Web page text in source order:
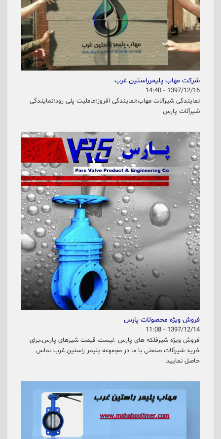
شرکت مهاب پلیمرراستین غرب
1397/12/16 - 14:40
نمایندگی شیرآلات مهاب؛نمایندگی افروز؛عاملیت پلی رود؛نمایندگی
شیرآلات پارس
فروش ویژه محصولات پارس
1397/12/14 - 11:08
فروش ویژه شیرفلکه های پارس .لیست قیمت شیرهای پارس،برای
خرید شیرآلات صنعتی با ما در مجموعه پلیمر راستین غرب تماس
حاصل نمایید.